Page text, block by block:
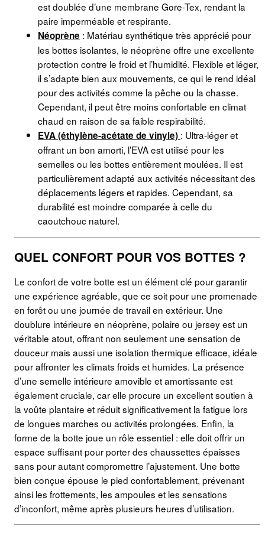
est doublée d’une membrane Gore-Tex, rendant la
paire imperméable et respirante.
Néoprène : Matériau synthétique très apprécié pour
les bottes isolantes, le néoprène offre une excellente
protection contre le froid et l’humidité. Flexible et léger,
il s’adapte bien aux mouvements, ce qui le rend idéal
pour des activités comme la pêche ou la chasse.
Cependant, il peut être moins confortable en climat
chaud en raison de sa faible respirabilité.
EVA (éthylène-acétate de vinyle) : Ultra-léger et
offrant un bon amorti, l’EVA est utilisé pour les
semelles ou les bottes entièrement moulées. Il est
particulièrement adapté aux activités nécessitant des
déplacements légers et rapides. Cependant, sa
durabilité est moindre comparée à celle du
caoutchouc naturel.
QUEL CONFORT POUR VOS BOTTES ?
Le confort de votre botte est un élément clé pour garantir
une expérience agréable, que ce soit pour une promenade
en forêt ou une journée de travail en extérieur. Une
doublure intérieure en néoprène, polaire ou jersey est un
véritable atout, offrant non seulement une sensation de
douceur mais aussi une isolation thermique efficace, idéale
pour affronter les climats froids et humides. La présence
d’une semelle intérieure amovible et amortissante est
également cruciale, car elle procure un excellent soutien à
la voûte plantaire et réduit significativement la fatigue lors
de longues marches ou activités prolongées. Enfin, la
forme de la botte joue un rôle essentiel : elle doit offrir un
espace suffisant pour porter des chaussettes épaisses
sans pour autant compromettre l’ajustement. Une botte
bien conçue épouse le pied confortablement, prévenant
ainsi les frottements, les ampoules et les sensations
d’inconfort, même après plusieurs heures d’utilisation.